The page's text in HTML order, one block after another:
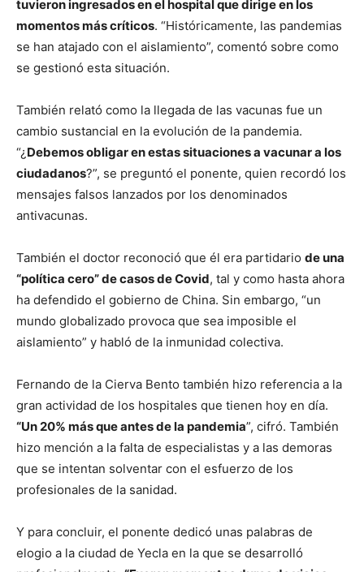
tuvieron ingresados en el hospital que dirige en los
momentos más críticos. “Históricamente, las pandemias
se han atajado con el aislamiento”, comentó sobre como
se gestionó esta situación.
También relató como la llegada de las vacunas fue un
cambio sustancial en la evolución de la pandemia.
“¿ Debemos obligar en estas situaciones a vacunar a los
ciudadanos?”, se preguntó el ponente, quien recordó los
mensajes falsos lanzados por los denominados
antivacunas.
También el doctor reconoció que él era partidario de una
“política cero” de casos de Covid, tal y como hasta ahora
ha defendido el gobierno de China. Sin embargo, “un
mundo globalizado provoca que sea imposible el
aislamiento” y habló de la inmunidad colectiva.
Fernando de la Cierva Bento también hizo referencia a la
gran actividad de los hospitales que tienen hoy en día.
“Un 20% más que antes de la pandemia”, cifró. También
hizo mención a la falta de especialistas y a las demoras
que se intentan solventar con el esfuerzo de los
profesionales de la sanidad.
Y para concluir, el ponente dedicó unas palabras de
elogio a la ciudad de Yecla en la que se desarrolló